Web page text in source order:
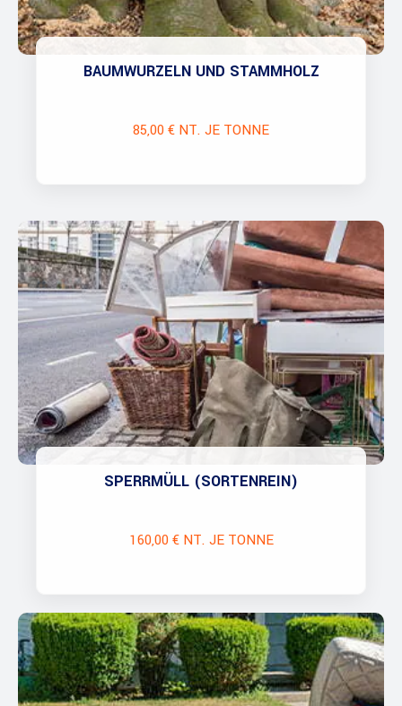
BAUMWURZELN UND STAMMHOLZ
85,00 € NT. JE TONNE
SPERRMÜLL (SORTENREIN)
160,00 € NT. JE TONNE